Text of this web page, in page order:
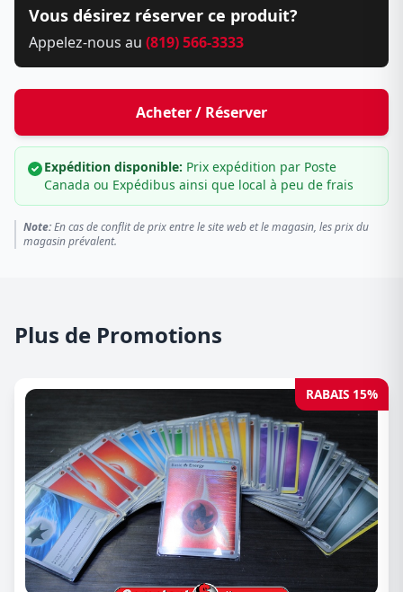
Vous désirez réserver ce produit?
Appelez-nous au (819) 566-3333
Acheter / Réserver
Expédition disponible: Prix expédition par Poste
Canada ou Expédibus ainsi que local à peu de frais
Note:En cas de conflit de prix entre le site web et le magasin, les prix du
magasin prévalent.
Plus de Promotions
RABAIS 15%